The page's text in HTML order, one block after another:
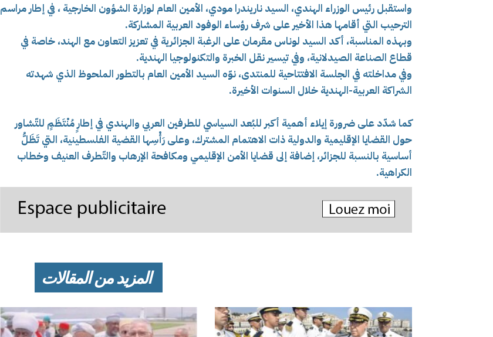
واستقبل رئيس الوزراء الهندي، السيد ناريندرا مودي، الأمين العام لوزارة الشؤون الخارجية ، في إطار مراسم
الترحيب التي أقامها هذا الأخير على شرف رؤساء الوفود العربية المشاركة.
وبهذه المناسبة، أكد السيد لوناس مقرمان على الرغبة الجزائرية في تعزيز التعاون مع الهند، خاصة في
قطاع الصناعة الصيدلانية، وفي تيسير نقل الخبرة والتكنولوجيا الهندية.
وفي مداخلته في الجلسة الافتتاحية للمنتدى، نوّه السيد الأمين العام بالتطور الملحوظ الذي شهدته
الشراكة العربية-الهندية خلال السنوات الأخيرة.
كما شدّد على ضرورة إيلاء أهمية أكبر للبُعد السياسي للطرفين العربي والهندي في إطارٍ مُنْتَظَمٍ للتّشاور
حول القضايا الإقليمية والدولية ذات الاهتمام المشترك، وعلى رَأْسِها القضية الفلسطينية، التي تَظَلُّ
أساسية بالنسبة للجزائر، إضافة إلى قضايا الأمن الإقليمي ومكافحة الإرهاب والتّطرف العنيف وخطاب
الكراهية.
المزيد من المقالات